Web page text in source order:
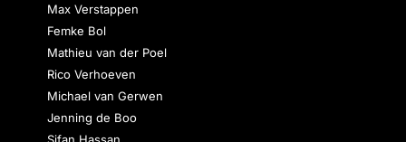
Max Verstappen
Femke Bol
Mathieu van der Poel
Rico Verhoeven
Michael van Gerwen
Jenning de Boo